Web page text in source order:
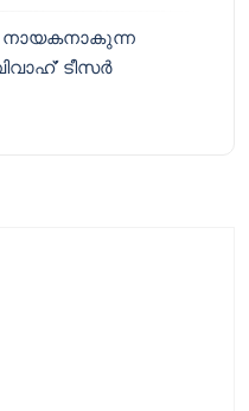
നായകനാകുന്ന
ടീസർ